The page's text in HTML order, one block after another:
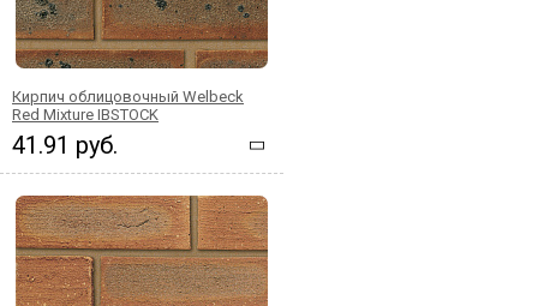
Кирпич облицовочный Welbeck
Red Mixture IBSTOCK
41.91 руб.